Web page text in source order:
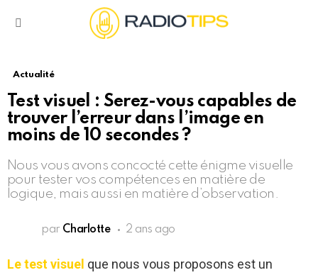
Actualité
Test visuel : Serez-vous capables de
trouver l’erreur dans l’image en
moins de 10 secondes ?
Nous vous avons concocté cette énigme visuelle
pour tester vos compétences en matière de
logique, mais aussi en matière d’observation.
par Charlotte 2 ans ago
Le test visuel que nous vous proposons est un